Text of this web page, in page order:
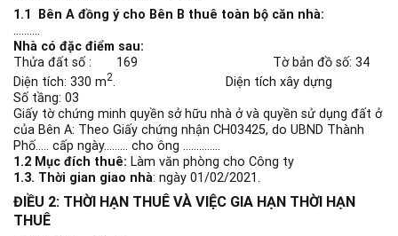
1.1 Bên A đồng ý cho Bên B thuê toàn bộ căn nhà:
……….
Nhà có đặc điểm sau:
Thửa đất số : 169 Tờ bản đồ số: 34
Diện tích: 330 m2. Diện tích xây dựng
Số tầng: 03
Giấy tờ chứng minh quyền sở hữu nhà ở và quyền sử dụng đất ở
của Bên A: Theo Giấy chứng nhận CH03425, do UBND Thành
Phố….. cấp ngày……… cho ông …………..
1.2 Mục đích thuê: Làm văn phòng cho Công ty
1.3. Thời gian giao nhà: ngày 01/02/2021.
ĐIỀU 2: THỜI HẠN THUÊ VÀ VIỆC GIA HẠN THỜI HẠN
THUÊ